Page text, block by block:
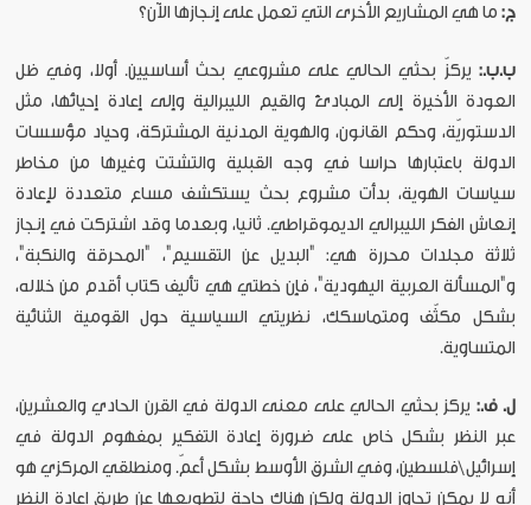
ج: ما هي المشاريع الأخرى التي تعمل على إنجازها الآن؟
ب.ب.: يركزّ بحثي الحالي على مشروعي بحث أساسيين. أولا، وفي ظل
العودة الأخيرة إلى المبادئ والقيم الليبرالية وإلى إعادة إحيائها، مثل
الدستوريّة، وحكم القانون، والهوية المدنية المشتركة، وحياد مؤسسات
الدولة باعتبارها حراسا في وجه القبلية والتشتت وغيرها من مخاطر
سياسات الهوية، بدأت مشروع بحث يستكشف مساع متعددة لإعادة
إنعاش الفكر الليبرالي الديموقراطي. ثانيا، وبعدما وقد اشتركت في إنجاز
ثلاثة مجلدات محررة هي: "البديل عن التقسيم"، "المحرقة والنكبة"،
و"المسألة العربية اليهودية"، فإن خطتي هي تأليف كتاب أقدم من خلاله،
بشكل مكثّف ومتماسكك، نظريتي السياسية حول القومية الثنائية
المتساوية.
ل. ف.: يركز بحثي الحالي على معنى الدولة في القرن الحادي والعشرين،
عبر النظر بشكل خاص على ضرورة إعادة التفكير بمفهوم الدولة في
إسرائيل\فلسطين، وفي الشرق الأوسط بشكل أعمّ. ومنطلقي المركزي هو
أنه لا يمكن تجاوز الدولة ولكن هناك حاجة لتطويعها عن طريق إعادة النظر